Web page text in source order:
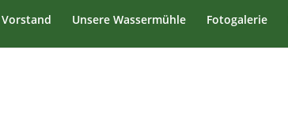
Vorstand Unsere Wassermühle Fotogalerie